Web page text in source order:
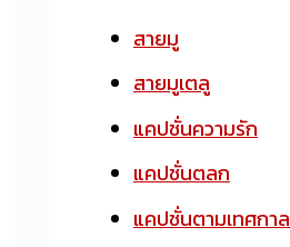
สายมู
สายมูเตลู
แคปชั่นความรัก
แคปชั่นตลก
แคปชั่นตามเทศกาล